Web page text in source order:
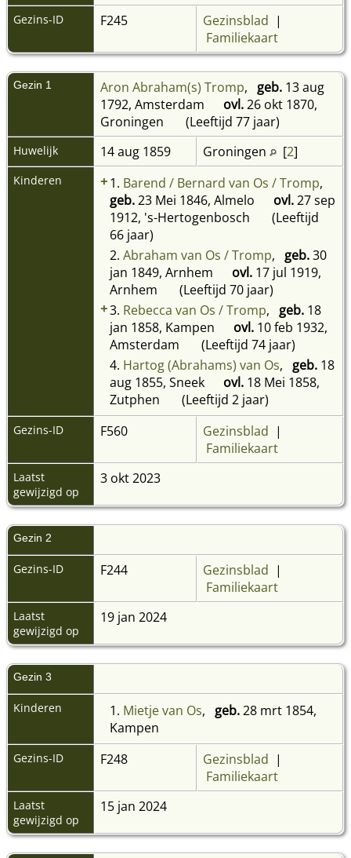
Gezins-ID F245 Gezinsblad |
Familiekaart
Gezin 1 Aron Abraham(s) Tromp, geb. 13 aug
1792, Amsterdam
ovl.26 okt 1870,
Groningen
(Leeftijd 77 jaar)
Huwelijk 14 aug 1859 Groningen [2]
Kinderen +1. Barend / Bernard van Os / Tromp,
geb.23 Mei 1846, Almelo ovl.27 sep
1912, 's-Hertogenbosch
(Leeftijd
66 jaar)
2. Abraham van Os / Tromp, geb.30
jan 1849, Arnhem
ovl. 17 jul 1919,
Arnhem
(Leeftijd 70 jaar)
+3. Rebecca van Os / Tromp, geb. 18
jan 1858, Kampen
ovl. 10 feb 1932,
Amsterdam
(Leeftijd 74 jaar)
4. Hartog (Abrahams) van Os, geb. 18
aug 1855, Sneek
ovl. 18 Mei 1858,
Zutphen
(Leeftijd 2 jaar)
Gezins-ID F560 Gezinsblad |
Familiekaart
Laatst
gewijzigd op
3 okt 2023
Gezin 2
Gezins-ID F244 Gezinsblad |
Familiekaart
Laatst
gewijzigd op
19 jan 2024
Gezin 3
Kinderen 1. Mietje van Os, geb.28 mrt 1854,
Kampen
Gezins-ID F248 Gezinsblad |
Familiekaart
Laatst
gewijzigd op
15 jan 2024